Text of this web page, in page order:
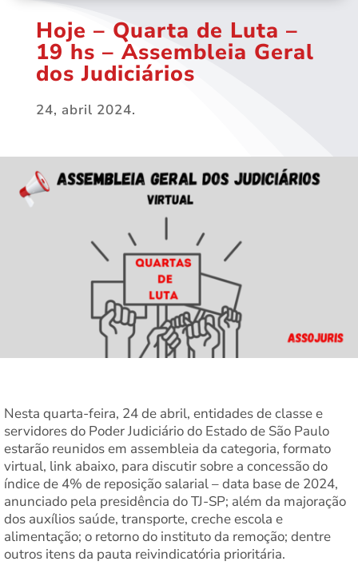
Hoje – Quarta de Luta –
19 hs – Assembleia Geral
dos Judiciários
24, abril 2024.
Nesta quarta-feira, 24 de abril, entidades de classe e
servidores do Poder Judiciário do Estado de São Paulo
estarão reunidos em assembleia da categoria, formato
virtual, link abaixo, para discutir sobre a concessão do
índice de 4% de reposição salarial – data base de 2024,
anunciado pela presidência do TJ-SP; além da majoração
dos auxílios saúde, transporte, creche escola e
alimentação; o retorno do instituto da remoção; dentre
outros itens da pauta reivindicatória prioritária.